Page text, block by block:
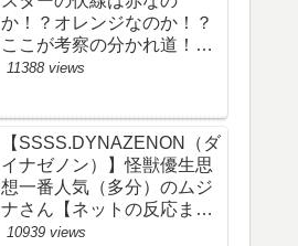
RYOKI】
か！？オレンジなのか！？
ここが考察の分かれ道！
【ツイッターの考察ネタバ
じ伏線まとめ】
11388 views
【SSSS.DYNAZENON（ダ
イナゼノン）】怪獣優生思
想一番人気（多分）のムジ
ナさん【ネットの反応まと
め】
10939 views